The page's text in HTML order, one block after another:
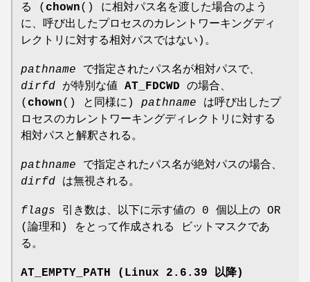
る ( chown() に相対パス名を渡した場合のよう
に、呼び出したプロセスのカレントワーキングディ
レクトリに対する相対パスではない)。
pathname で指定されたパス名が相対パスで、
dirfd が特別な値 AT_FDCWD の場合、
( chown() と同様に) pathname は呼び出したプ
ロセスのカレントワーキングディレクトリに対する
相対パスと解釈される。
pathname で指定されたパス名が絶対パスの場合、
dirfd は無視される。
flags 引き数は、以下に示す値の 0 個以上の OR
(論理和) をとって作成される ビットマスクであ
る。
AT_EMPTY_PATH (Linux 2.6.39 以降)